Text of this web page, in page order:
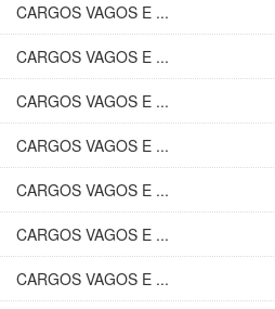
CARGOS VAGOS E ...
CARGOS VAGOS E ...
CARGOS VAGOS E ...
CARGOS VAGOS E ...
CARGOS VAGOS E ...
CARGOS VAGOS E ...
CARGOS VAGOS E ...